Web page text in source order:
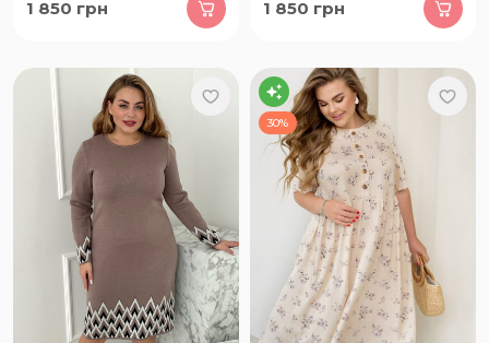
1 850 грн 1 850 грн
30%